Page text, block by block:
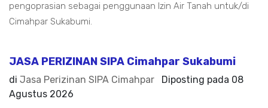
pengoprasian sebagai penggunaan Izin Air Tanah untuk/di
Cimahpar Sukabumi.
JASA PERIZINAN SIPA Cimahpar Sukabumi
di Jasa Perizinan SIPA Cimahpar Diposting pada 08
Agustus 2026